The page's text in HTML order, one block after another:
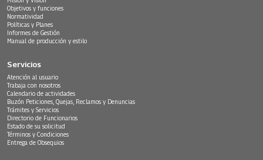
Siguiendo con el conocimiento de las riquezas
culturales y lingüísticas
miembro del resguardo indígena Kankuamo en
Valledupar y promotor de la lengua
nativa Kakachucua, y la
profesora Loida Ángel Ruíz, miembro del
resguardo indígena San Martín de Amacayacu, en
Objetivos y funciones
Normatividad
Políticas y Planes
Informes de Gestión
Manual de producción y estilo
Servicios
Atención al usuario
Trabaja con nosotros
Calendario de actividades
Buzón Peticiones, Quejas, Reclamos y Denuncias
Trámites y Servicios
Directorio de Funcionarios
Estado de su solicitud
Términos y Condiciones
Entrega de Obsequios